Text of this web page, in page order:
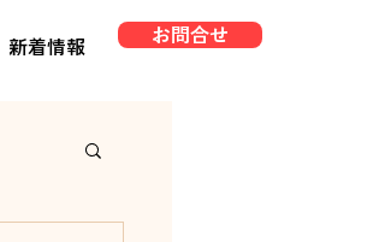
新着情報
お問合せ